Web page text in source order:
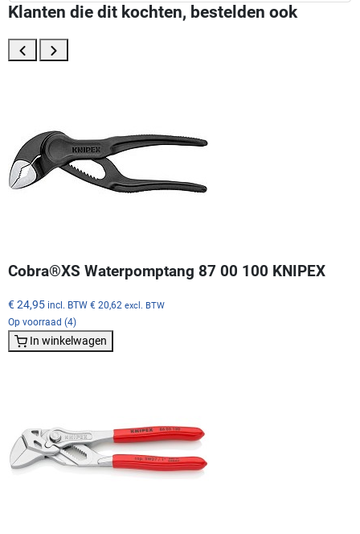
Klanten die dit kochten, bestelden ook
Cobra®XS Waterpomptang 87 00 100 KNIPEX
€ 24,95 incl. BTW € 20,62 excl. BTW
Op voorraad (4)
In winkelwagen